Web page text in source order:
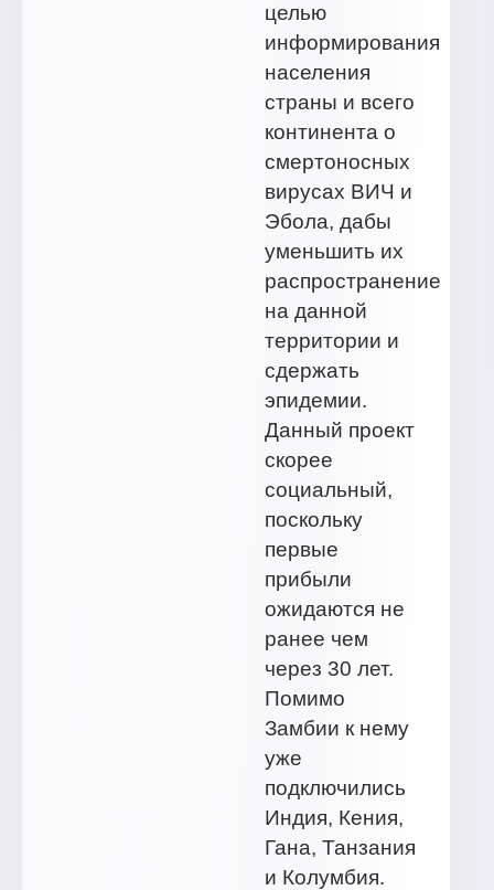
целью
информирования
населения
страны и всего
континента о
смертоносных
вирусах ВИЧ и
Эбола, дабы
уменьшить их
распространение
на данной
территории и
сдержать
эпидемии.
Данный проект
скорее
социальный,
поскольку
первые
прибыли
ожидаются не
ранее чем
через 30 лет.
Помимо
Замбии к нему
уже
подключились
Индия, Кения,
Гана, Танзания
и Колумбия.